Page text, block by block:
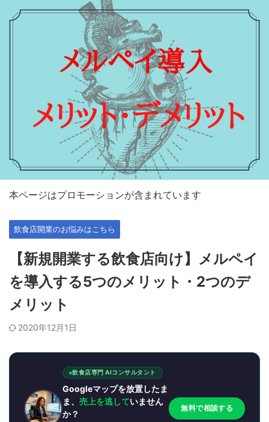
本ページはプロモーションが含まれています
飲食店開業のお悩みはこちら
【新規開業する飲食店向け】メルペイ
を導入する5つのメリット・2つのデ
メリット
2020年12月1日
飲食店専門 AIコンサルタント
Googleマップを放置したま
ま、 売上を逃していません
か？
無料で相談する